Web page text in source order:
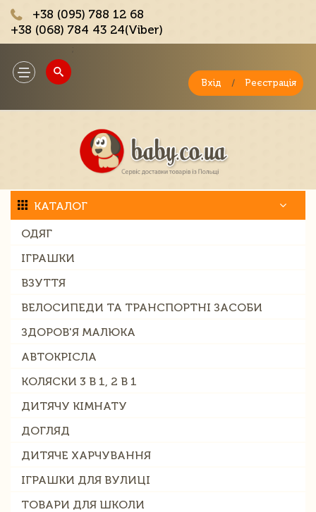
+38 (095) 788 12 68
+38 (068) 784 43 24(Viber)
Toggle
navigation
Вхід / Реєстрація
КАТАЛОГ
ОДЯГ
ІГРАШКИ
ВЗУТТЯ
ВЕЛОСИПЕДИ ТА ТРАНСПОРТНІ ЗАСОБИ
ЗДОРОВ'Я МАЛЮКА
АВТОКРІСЛА
КОЛЯСКИ 3 В 1, 2 В 1
ДИТЯЧУ КІМНАТУ
ДОГЛЯД
ДИТЯЧЕ ХАРЧУВАННЯ
ІГРАШКИ ДЛЯ ВУЛИЦІ
ТОВАРИ ДЛЯ ШКОЛИ